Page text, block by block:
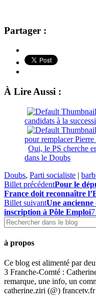
Partager :
À Lire Aussi :
candidats à la
pour remplacer
Oui, le PS cherche
dans le Doubs
Doubs, Parti socialiste |
Billet précédentPour le
France doit reconnaître
Billet suivantUne ancienne
inscription à Pôle Emploi
à propos
Ce blog est alimenté par
3 Franche-Comté :
remarque, une info, un
catherine.ziri (@)